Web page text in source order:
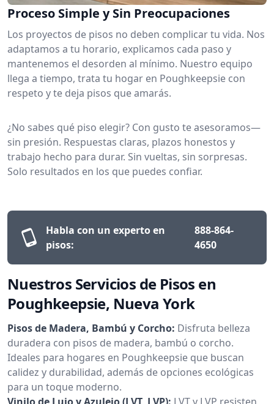
Proceso Simple y Sin Preocupaciones
Los proyectos de pisos no deben complicar tu vida. Nos
adaptamos a tu horario, explicamos cada paso y
mantenemos el desorden al mínimo. Nuestro equipo
llega a tiempo, trata tu hogar en Poughkeepsie con
respeto y te deja pisos que amarás.
¿No sabes qué piso elegir? Con gusto te asesoramos—
sin presión. Respuestas claras, plazos honestos y
trabajo hecho para durar. Sin vueltas, sin sorpresas.
Solo resultados en los que puedes confiar.
Habla con un experto en
pisos:
888-864-
4650
Nuestros Servicios de Pisos en
Poughkeepsie, Nueva York
Pisos de Madera, Bambú y Corcho: Disfruta belleza
duradera con pisos de madera, bambú o corcho.
Ideales para hogares en Poughkeepsie que buscan
calidez y durabilidad, además de opciones ecológicas
para un toque moderno.